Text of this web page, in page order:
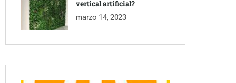
vertical artificial?
marzo 14, 2023